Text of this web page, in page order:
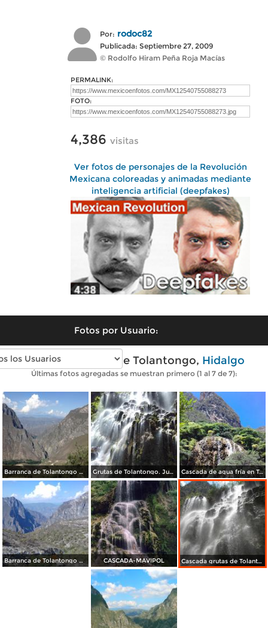
Por: rodoc82
Publicada: Septiembre 27, 2009
© Rodolfo Hiram Peña Roja Macías
PERMALINK:
FOTO:
4,386 visitas
Ver fotos de personajes de la Revolución
Mexicana coloreadas y animadas mediante
inteligencia artificial (deepfakes)
Fotos por Usuario:
Fotos modernas de Tolantongo, Hidalgo
Últimas fotos agregadas se muestran primero (1 al 7 de 7):
Barranca de Tolantongo desde el mirador. Junio/2017 Grutas de Tolantongo. Junio/2017 Cascada de agua fría en Tolantongo. Junio/2017
Barranca de Tolantongo desde el mirador. Junio/2017 CASCADA-MAVIPOL Cascada grutas de Tolantongo